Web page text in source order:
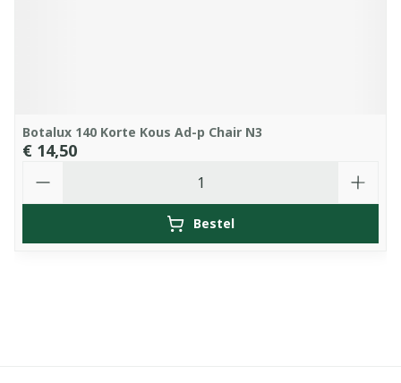
Botalux 140 Korte Kous Ad-p Chair N3
€ 14,50
Bestel